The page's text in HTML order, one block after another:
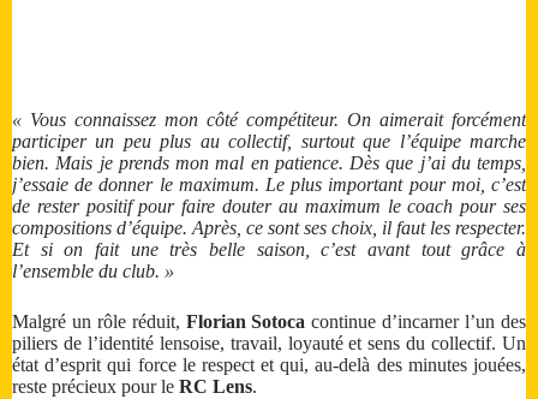
« Vous connaissez mon côté compétiteur. On aimerait forcément
participer un peu plus au collectif, surtout que l’équipe marche
bien. Mais je prends mon mal en patience. Dès que j’ai du temps,
j’essaie de donner le maximum. Le plus important pour moi, c’est
de rester positif pour faire douter au maximum le coach pour ses
compositions d’équipe. Après, ce sont ses choix, il faut les respecter.
Et si on fait une très belle saison, c’est avant tout grâce à
l’ensemble du club. »
Malgré un rôle réduit, Florian Sotoca continue d’incarner l’un des
piliers de l’identité lensoise, travail, loyauté et sens du collectif. Un
état d’esprit qui force le respect et qui, au-delà des minutes jouées,
reste précieux pour le RC Lens.